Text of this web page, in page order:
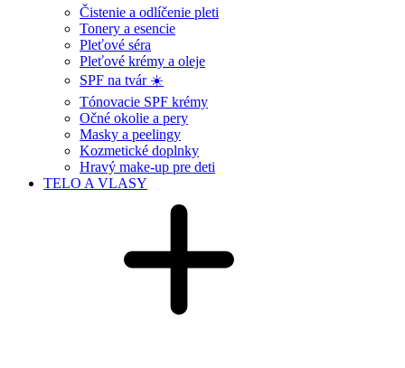
Čistenie a odlíčenie pleti
Tonery a esencie
Pleťové séra
Pleťové krémy a oleje
SPF na tvár ☀️
Tónovacie SPF krémy
Očné okolie a pery
Masky a peelingy
Kozmetické doplnky
Hravý make-up pre deti
TELO A VLASY